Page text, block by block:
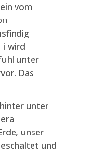
vom
i wird
unter
Das
unter
unser
und